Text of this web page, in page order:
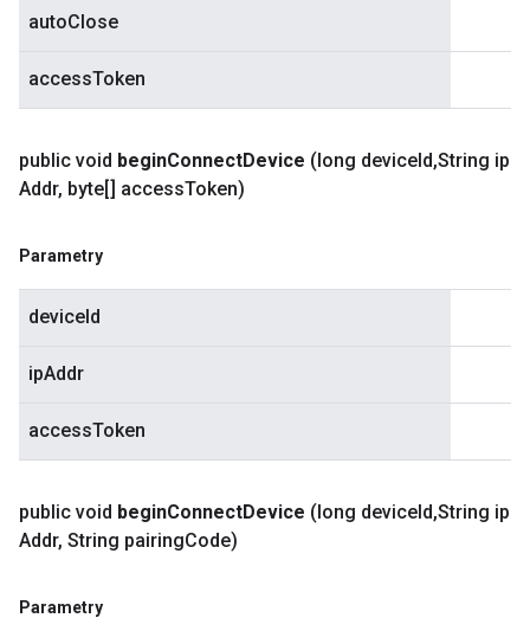
autoClose
accessToken
public void beginConnectDevice (long deviceId,String ip
Addr, byte[] accessToken)
Parametry
deviceId
ipAddr
accessToken
public void beginConnectDevice (long deviceId,String ip
Addr, String pairingCode)
Parametry